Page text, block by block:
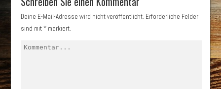
Deine E-Mail-Adresse wird nicht veröffentlicht. Erforderliche Felder
sind mit * markiert.